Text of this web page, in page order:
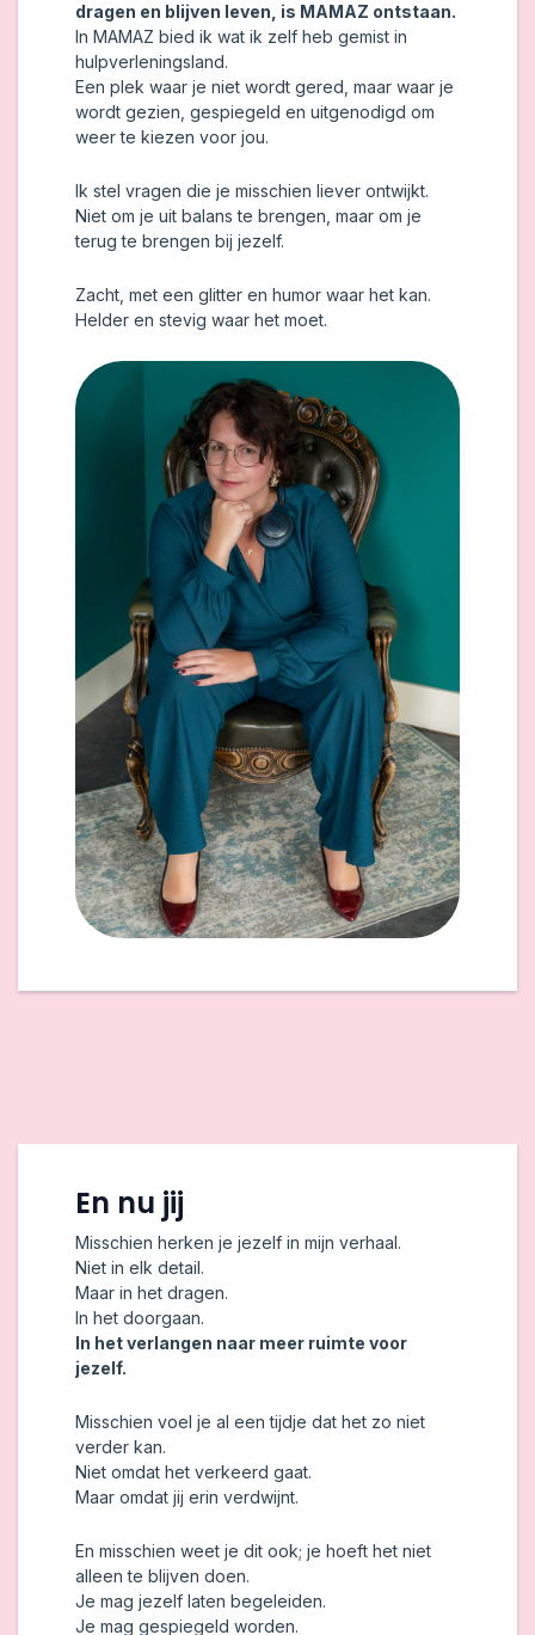
dragen en blijven leven, is MAMAZ ontstaan.
In MAMAZ bied ik wat ik zelf heb gemist in
hulpverleningsland.
Een plek waar je niet wordt gered, maar waar je
wordt gezien, gespiegeld en uitgenodigd om
weer te kiezen voor jou.
Ik stel vragen die je misschien liever ontwijkt.
Niet om je uit balans te brengen, maar om je
terug te brengen bij jezelf.
Zacht, met een glitter en humor waar het kan.
Helder en stevig waar het moet.
En nu jij
Misschien herken je jezelf in mijn verhaal.
Niet in elk detail.
Maar in het dragen.
In het doorgaan.
In het verlangen naar meer ruimte voor
jezelf.
Misschien voel je al een tijdje dat het zo niet
verder kan.
Niet omdat het verkeerd gaat.
Maar omdat jij erin verdwijnt.
En misschien weet je dit ook; je hoeft het niet
alleen te blijven doen.
Je mag jezelf laten begeleiden.
Je mag gespiegeld worden.